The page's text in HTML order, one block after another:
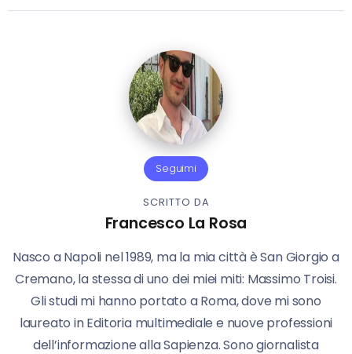
Seguimi
SCRITTO DA
Francesco La Rosa
Nasco a Napoli nel 1989, ma la mia città è San Giorgio a
Cremano, la stessa di uno dei miei miti: Massimo Troisi.
Gli studi mi hanno portato a Roma, dove mi sono
laureato in Editoria multimediale e nuove professioni
dell’informazione alla Sapienza. Sono giornalista